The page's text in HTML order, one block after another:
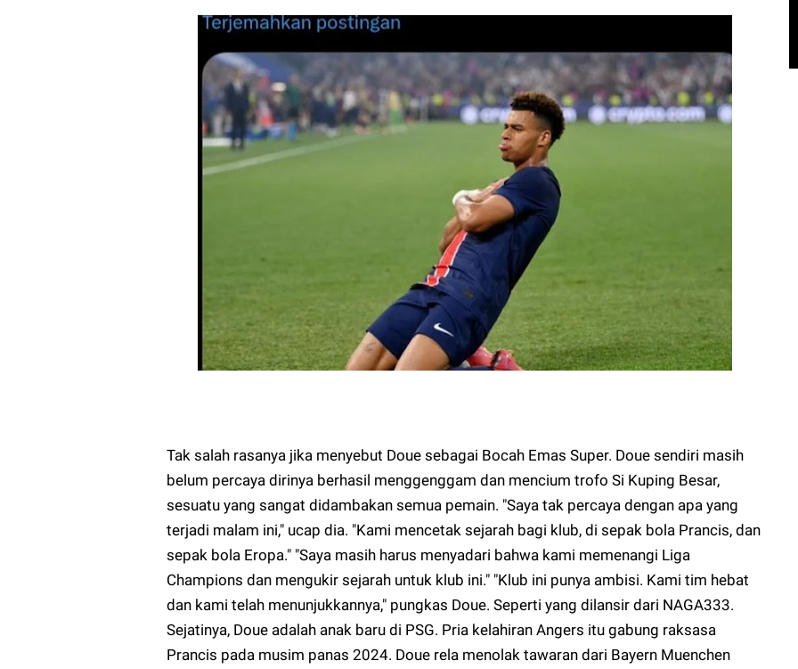
Tak salah rasanya jika menyebut Doue sebagai Bocah Emas Super. Doue sendiri masih
belum percaya dirinya berhasil menggenggam dan mencium trofo Si Kuping Besar,
sesuatu yang sangat didambakan semua pemain. "Saya tak percaya dengan apa yang
terjadi malam ini," ucap dia. "Kami mencetak sejarah bagi klub, di sepak bola Prancis, dan
sepak bola Eropa." "Saya masih harus menyadari bahwa kami memenangi Liga
Champions dan mengukir sejarah untuk klub ini." "Klub ini punya ambisi. Kami tim hebat
dan kami telah menunjukkannya," pungkas Doue. Seperti yang dilansir dari NAGA333.
Sejatinya, Doue adalah anak baru di PSG. Pria kelahiran Angers itu gabung raksasa
Prancis pada musim panas 2024. Doue rela menolak tawaran dari Bayern Muenchen